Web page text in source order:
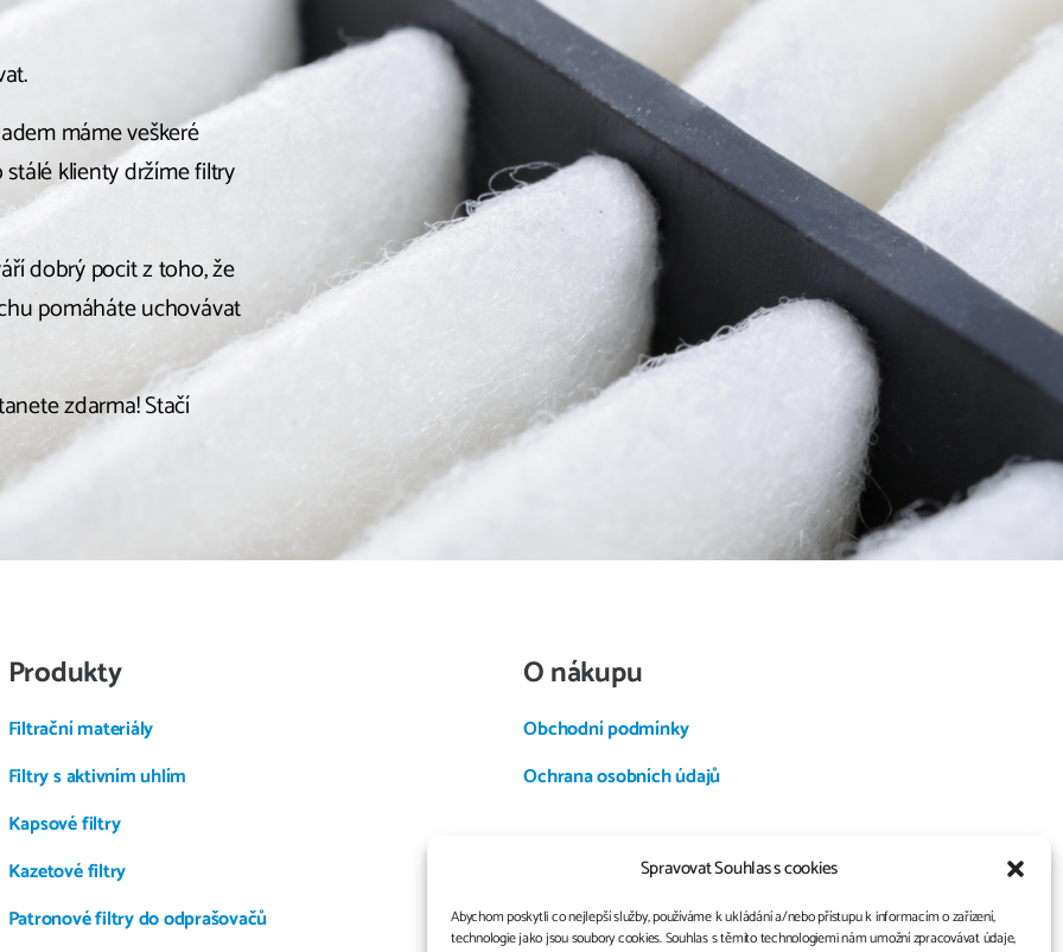
Spravovat Souhlas s cookies
Abychom poskytli co nejlepší služby, používáme k ukládání a/nebo přístupu k informacím o zařízení,
technologie jako jsou soubory cookies. Souhlas s těmito technologiemi nám umožní zpracovávat údaje,
máme veškeré
klienty držíme filtry
dobrý pocit z toho, že
pomáháte uchovávat
zdarma! Stačí
Produkty
Filtrační materiály
Filtry s aktivním uhlím
Kapsové filtry
Kazetové filtry
Patronové filtry do odprašovačů
O nákupu
Obchodní podmínky
Ochrana osobních údajů